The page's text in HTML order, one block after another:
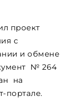
проект
с
и обмене
№ 264
на
портале.